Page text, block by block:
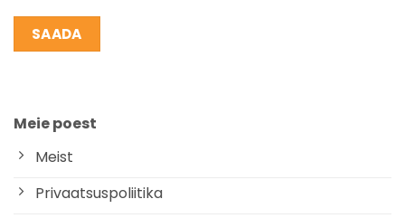
Meie poest
Meist
Privaatsuspoliitika